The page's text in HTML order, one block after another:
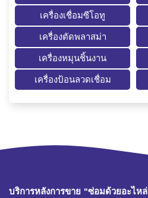
เครื่องเชื่อมซีโอทู
เครื่องตัดพลาสม่า
เครื่องหมุนชิ้นงาน
เครื่องป้อนลวดเชื่อม
บริการหลังการขาย "ซ่อมด้วยอะไห